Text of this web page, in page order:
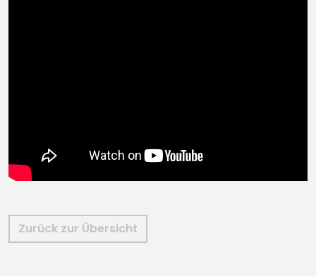
Zurück zur Übersicht